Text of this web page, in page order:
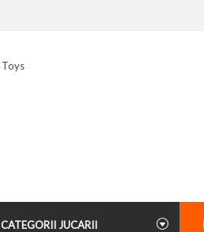
CATEGORII JUCARII